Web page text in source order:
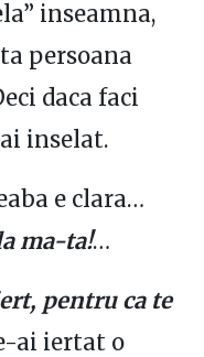
inseamna,
persoana
daca faci
inselat.
e clara…
ma-ta!…
pentru ca te
ai iertat o